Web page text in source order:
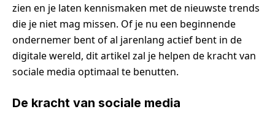
zien en je laten kennismaken met de nieuwste trends
die je niet mag missen. Of je nu een beginnende
ondernemer bent of al jarenlang actief bent in de
digitale wereld, dit artikel zal je helpen de kracht van
sociale media optimaal te benutten.
De kracht van sociale media